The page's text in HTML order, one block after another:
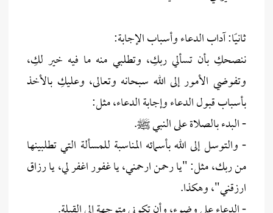
ثانيًا: آداب الدعاء وأسباب الإجابة:
ننصحكِ بأن تسألي ربكِ، وتطلبي منه ما فيه خير لكِ،
وتفوضي الأمور إلى الله سبحانه وتعالى، وعليكِ بالأخذ
بأسباب قبول الدعاء وإجابة الدعاء، مثل:
- البدء بالصلاة على النبي ﷺ.
- والتوسل إلى الله بأسمائه المناسبة للمسألة التي تطلبينها
من ربك، مثل: "يا رحمن ارحمني، يا غفور اغفر لي، يا رزاق
ارزقني"، وهكذا.